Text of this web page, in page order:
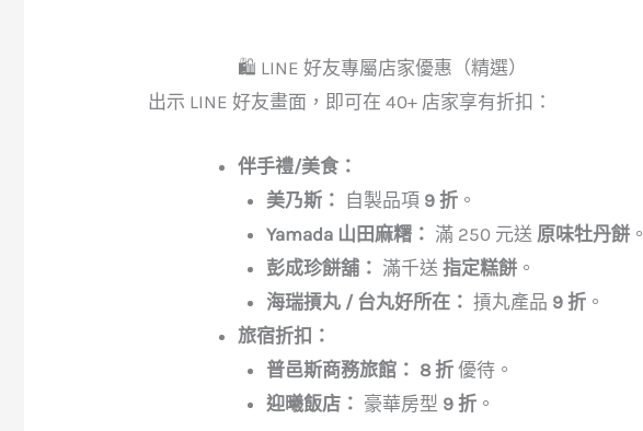
🛍️ LINE 好友專屬店家優惠（精選）
出示 LINE 好友畫面，即可在 40+ 店家享有折扣：
伴手禮/美食：
美乃斯： 自製品項 9 折。
Yamada 山田麻糬： 滿 250 元送 原味牡丹餅。
彭成珍餅舖： 滿千送 指定糕餅。
海瑞摃丸 / 台丸好所在： 摃丸產品 9 折。
旅宿折扣：
普邑斯商務旅館： 8 折優待。
迎曦飯店： 豪華房型 9 折。